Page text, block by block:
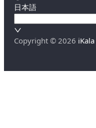
日本語
Copyright © 2026 iKala